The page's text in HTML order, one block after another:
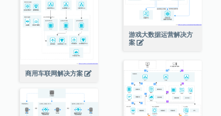
游戏大数据运营解决方
案
商用车联网解决方案